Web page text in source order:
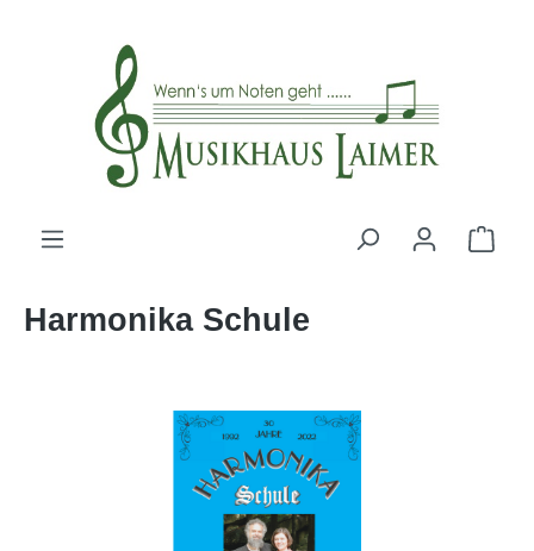
Harmonika Schule
Bildergalerie überspringen